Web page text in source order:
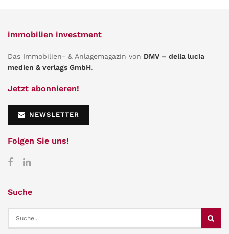
immobilien investment
Das Immobilien- & Anlagemagazin von DMV – della lucia
medien & verlags GmbH.
Jetzt abonnieren!
NEWSLETTER
Folgen Sie uns!
Suche